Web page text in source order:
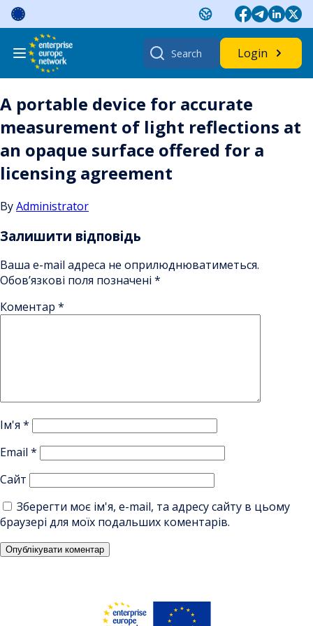
Skip
content
Search
for:
Login
A portable device for accurate
measurement of light reflections at
an opaque surface offered for a
licensing agreement
ByAdministrator
Залишити відповідь
Ваша e-mail адреса не оприлюднюватиметься.
Обов’язкові поля позначені *
Коментар *
Ім'я *
Email *
Сайт
Зберегти моє ім'я, e-mail, та адресу сайту в цьому
браузері для моїх подальших коментарів.